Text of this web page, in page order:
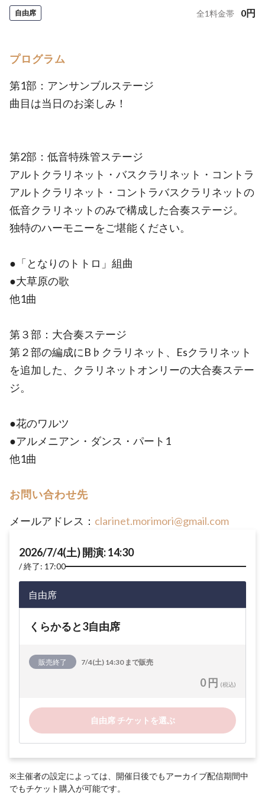
自由席 全1料金帯 0円
プログラム
第1部：アンサンブルステージ
曲目は当日のお楽しみ！
第2部：低音特殊管ステージ
アルトクラリネット・バスクラリネット・コントラ
アルトクラリネット・コントラバスクラリネットの
低音クラリネットのみで構成した合奏ステージ。
独特のハーモニーをご堪能ください。
●「となりのトトロ」組曲
●大草原の歌
他1曲
第３部：大合奏ステージ
第２部の編成にB♭クラリネット、Esクラリネット
を追加した、クラリネットオンリーの大合奏ステー
ジ。
●花のワルツ
●アルメニアン・ダンス・パート1
他1曲
お問い合わせ先
メールアドレス： clarinet.morimori@gmail.com
2026/7/4(土) 開演: 14:30
終了: 17:00
自由席
くらかると3自由席
販売終了 7/4(土) 14:30 まで販売
0 円 (税込)
自由席 チケットを選ぶ
※主催者の設定によっては、開催日後でもアーカイブ配信期間中
でもチケット購入が可能です。